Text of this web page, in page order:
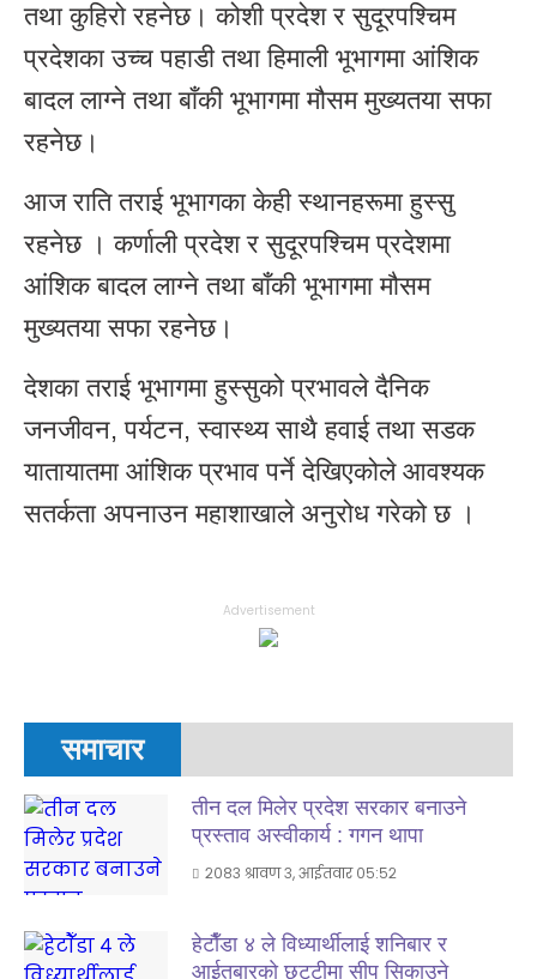
तथा कुहिरो रहनेछ। कोशी प्रदेश र सुदूरपश्चिम
प्रदेशका उच्च पहाडी तथा हिमाली भूभागमा आंशिक
बादल लाग्ने तथा बाँकी भूभागमा मौसम मुख्यतया सफा
रहनेछ।
आज राति तराई भूभागका केही स्थानहरूमा हुस्सु
रहनेछ । कर्णाली प्रदेश र सुदूरपश्चिम प्रदेशमा
आंशिक बादल लाग्ने तथा बाँकी भूभागमा मौसम
मुख्यतया सफा रहनेछ।
देशका तराई भूभागमा हुस्सुको प्रभावले दैनिक
जनजीवन, पर्यटन, स्वास्थ्य साथै हवाई तथा सडक
यातायातमा आंशिक प्रभाव पर्ने देखिएकोले आवश्यक
सतर्कता अपनाउन महाशाखाले अनुरोध गरेको छ ।
Advertisement
समाचार
तीन दल मिलेर प्रदेश सरकार बनाउने
प्रस्ताव अस्वीकार्य : गगन थापा
२०८३ श्रावण ३, आईतवार ०५:५२
हेटाैँडा ४ ले विध्यार्थीलाई शनिबार र
आईतबारकाे छुट्टीमा सीप सिकाउने